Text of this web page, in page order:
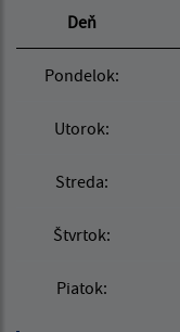
Deň
Pondelok:
Utorok:
Streda:
Štvrtok:
Piatok: